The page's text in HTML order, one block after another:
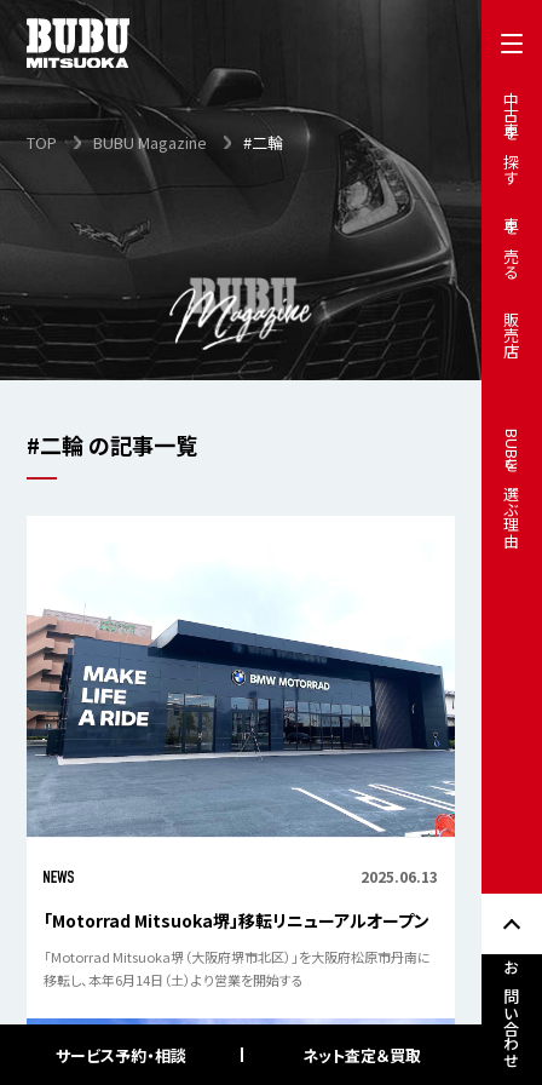
中古車を探す
車を売る
販売店
BUBUを選ぶ理由
お問い合わせ
TOP BUBU Magazine #二輪
#二輪 の記事一覧
2025.06.13
「Motorrad Mitsuoka堺」移転リニューアルオープン
「Motorrad Mitsuoka堺（大阪府堺市北区）」を大阪府松原市丹南に
移転し、本年6月14日（土）より営業を開始する
サービス予約・相談 ネット査定＆買取